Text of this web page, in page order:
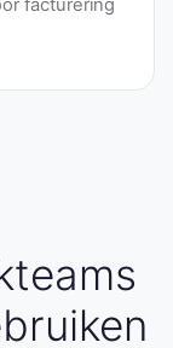
facturering